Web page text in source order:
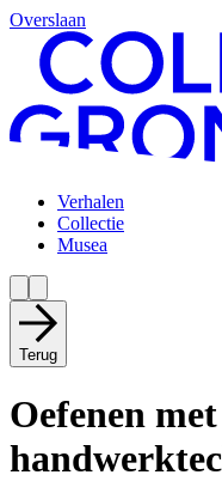
Overslaan
Verhalen
Collectie
Musea
Terug
Oefenen met